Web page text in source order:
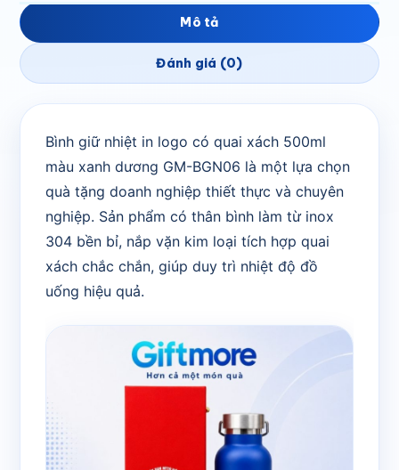
Mô tả
Đánh giá (0)
Bình giữ nhiệt in logo có quai xách 500ml
màu xanh dương GM-BGN06 là một lựa chọn
quà tặng doanh nghiệp thiết thực và chuyên
nghiệp. Sản phẩm có thân bình làm từ inox
304 bền bỉ, nắp vặn kim loại tích hợp quai
xách chắc chắn, giúp duy trì nhiệt độ đồ
uống hiệu quả.